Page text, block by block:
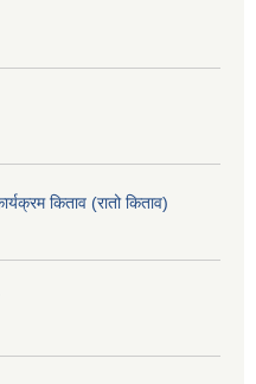
किताव (रातो किताव)